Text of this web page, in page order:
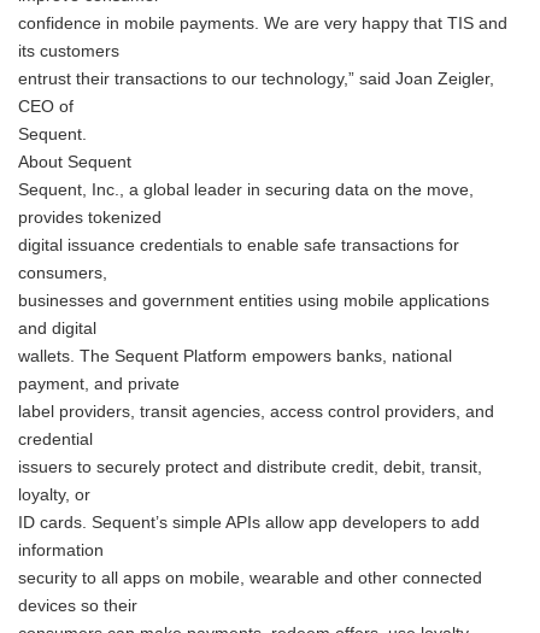
confidence in mobile payments. We are very happy that TIS and
its customers
entrust their transactions to our technology,” said Joan Zeigler,
CEO of
Sequent.
About Sequent
Sequent, Inc., a global leader in securing data on the move,
provides tokenized
digital issuance credentials to enable safe transactions for
consumers,
businesses and government entities using mobile applications
and digital
wallets. The Sequent Platform empowers banks, national
payment, and private
label providers, transit agencies, access control providers, and
credential
issuers to securely protect and distribute credit, debit, transit,
loyalty, or
ID cards. Sequent’s simple APIs allow app developers to add
information
security to all apps on mobile, wearable and other connected
devices so their